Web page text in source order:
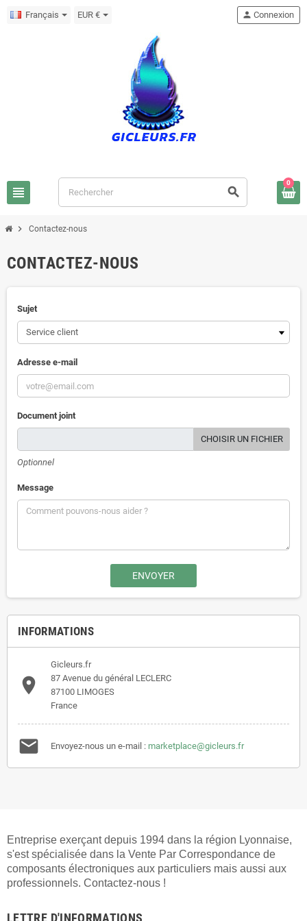
Français EUR €
view_headline search
person Connexion
0
chevron_right Contactez-nous
INFORMATIONS

Gicleurs.fr
87 Avenue du général LECLERC
87100 LIMOGES
France
 Envoyez-nous un e-mail : marketplace@gicleurs.fr
CONTACTEZ-NOUS
Sujet
Adresse e-mail
Document joint
CHOISIR UN FICHIER
Optionnel
Message
Entreprise exerçant depuis 1994 dans la région Lyonnaise,
s'est spécialisée dans la Vente Par Correspondance de
composants électroniques aux particuliers mais aussi aux
professionnels. Contactez-nous !
LETTRE D'INFORMATIONS